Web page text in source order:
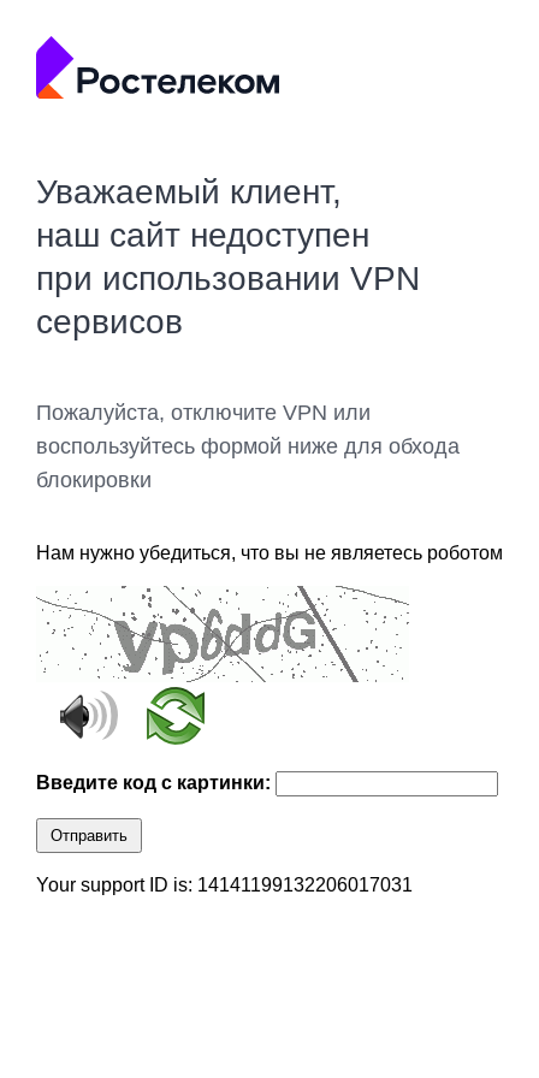
Уважаемый клиент,
наш сайт недоступен
при использовании VPN
сервисов
Пожалуйста, отключите VPN или
воспользуйтесь формой ниже для обхода
блокировки
Нам нужно убедиться, что вы не являетесь роботом
Введите код с картинки:
Отправить
Your support ID is: 14141199132206017031